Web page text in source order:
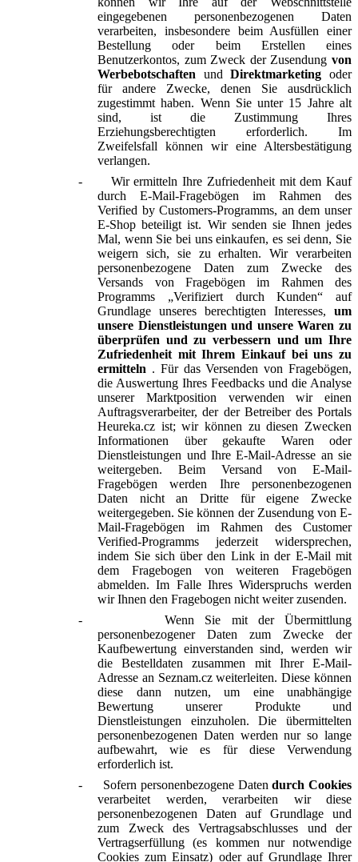
eingegebenen personenbezogenen Daten
verarbeiten, insbesondere beim Ausfüllen einer
Bestellung oder beim Erstellen eines
Benutzerkontos, zum Zweck der Zusendung von
Werbebotschaften undDirektmarketing oder
für andere Zwecke, denen Sie ausdrücklich
zugestimmt haben. Wenn Sie unter 15 Jahre alt
sind, ist die Zustimmung Ihres
Erziehungsberechtigten erforderlich. Im
Zweifelsfall können wir eine Altersbestätigung
verlangen.
-
Wir ermitteln Ihre Zufriedenheit mit dem Kauf
durch E-Mail-Fragebögen im Rahmen des
Verified by Customers-Programms, an dem unser
E-Shop beteiligt ist. Wir senden sie Ihnen jedes
Mal, wenn Sie bei uns einkaufen, es sei denn, Sie
weigern sich, sie zu erhalten. Wir verarbeiten
personenbezogene Daten zum Zwecke des
Versands von Fragebögen im Rahmen des
Programms „Verifiziert durch Kunden“ auf
Grundlage unseres berechtigten Interesses, um
unsere Dienstleistungen und unsere Waren zu
überprüfen und zu verbessern und um Ihre
Zufriedenheit mit Ihrem Einkauf bei uns zu
ermitteln . Für das Versenden von Fragebögen,
die Auswertung Ihres Feedbacks und die Analyse
unserer Marktposition verwenden wir einen
Auftragsverarbeiter, der der Betreiber des Portals
Heureka.cz ist; wir können zu diesen Zwecken
Informationen über gekaufte Waren oder
Dienstleistungen und Ihre E-Mail-Adresse an sie
weitergeben. Beim Versand von E-Mail-
Fragebögen werden Ihre personenbezogenen
Daten nicht an Dritte für eigene Zwecke
weitergegeben. Sie können der Zusendung von E-
Mail-Fragebögen im Rahmen des Customer
Verified-Programms jederzeit widersprechen,
indem Sie sich über den Link in der E-Mail mit
dem Fragebogen von weiteren Fragebögen
abmelden. Im Falle Ihres Widerspruchs werden
wir Ihnen den Fragebogen nicht weiter zusenden.
-
Wenn Sie mit der Übermittlung
personenbezogener Daten zum Zwecke der
Kaufbewertung einverstanden sind, werden wir
die Bestelldaten zusammen mit Ihrer E-Mail-
Adresse an Seznam.cz weiterleiten. Diese können
diese dann nutzen, um eine unabhängige
Bewertung unserer Produkte und
Dienstleistungen einzuholen. Die übermittelten
personenbezogenen Daten werden nur so lange
aufbewahrt, wie es für diese Verwendung
erforderlich ist.
-
Sofern personenbezogene Datendurch Cookies
verarbeitet werden, verarbeiten wir diese
personenbezogenen Daten auf Grundlage und
zum Zweck des Vertragsabschlusses und der
Vertragserfüllung (es kommen nur notwendige
Cookies zum Einsatz) oder auf Grundlage Ihrer